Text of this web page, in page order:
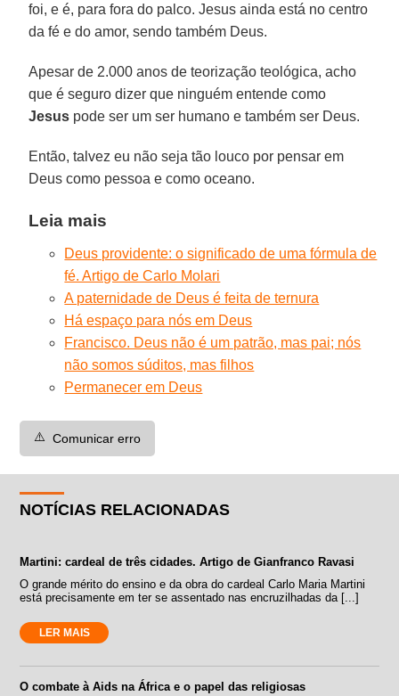
foi, e é, para fora do palco. Jesus ainda está no centro
da fé e do amor, sendo também Deus.
Apesar de 2.000 anos de teorização teológica, acho
que é seguro dizer que ninguém entende como
Jesus pode ser um ser humano e também ser Deus.
Então, talvez eu não seja tão louco por pensar em
Deus como pessoa e como oceano.
Leia mais
Deus providente: o significado de uma fórmula de
fé. Artigo de Carlo Molari
A paternidade de Deus é feita de ternura
Há espaço para nós em Deus
Francisco. Deus não é um patrão, mas pai; nós
não somos súditos, mas filhos
Permanecer em Deus
⚠️ Comunicar erro
NOTÍCIAS RELACIONADAS
Martini: cardeal de três cidades. Artigo de Gianfranco Ravasi
O grande mérito do ensino e da obra do cardeal Carlo Maria Martini
está precisamente em ter se assentado nas encruzilhadas da [...]
LER MAIS
O combate à Aids na África e o papel das religiosas